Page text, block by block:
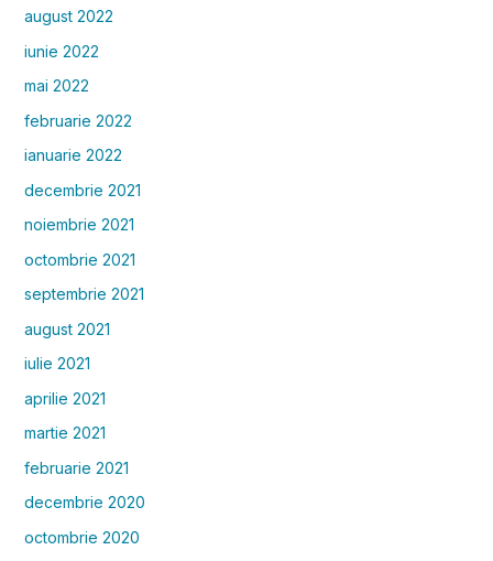
august 2022
iunie 2022
mai 2022
februarie 2022
ianuarie 2022
decembrie 2021
noiembrie 2021
octombrie 2021
septembrie 2021
august 2021
iulie 2021
aprilie 2021
martie 2021
februarie 2021
decembrie 2020
octombrie 2020